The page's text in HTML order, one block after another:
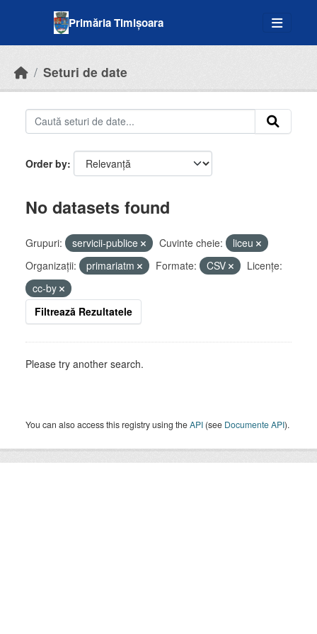
Primăria Timișoara
Seturi de date
Order by
No datasets found
Grupuri: servicii-publice Cuvinte cheie:
liceu
Organizații:
primariatm Formate: CSV
Licenţe:
cc-by
Filtrează Rezultatele
Please try another search.
You can also access this registry using theAPI (see Documente API).